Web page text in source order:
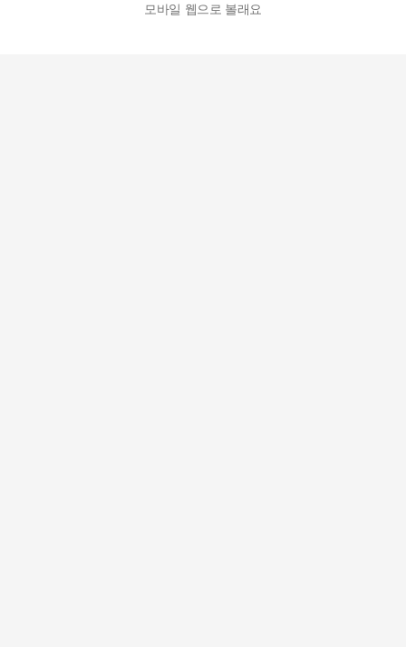
모바일 웹으로 볼래요